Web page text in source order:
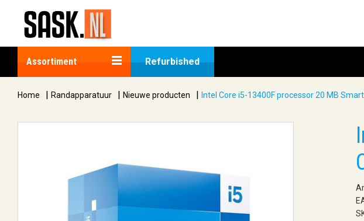
Assortiment Refurbished
Home | Randapparatuur | Nieuwe producten | Intel Core i5-13400F processor 20 MB